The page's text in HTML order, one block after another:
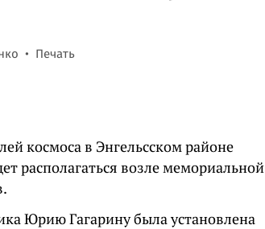
Печать
космоса в Энгельсском районе
располагаться возле мемориальной
Юрию Гагарину была установлена